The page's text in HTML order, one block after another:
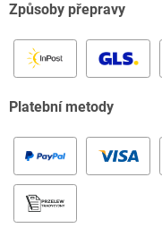
Způsoby přepravy
Platební metody